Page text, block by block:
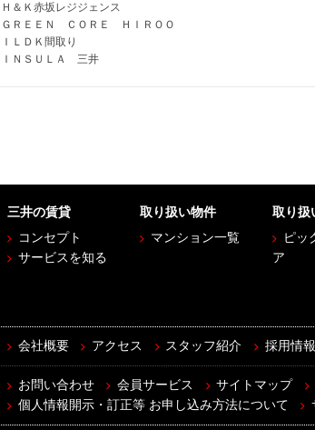
Ｈ＆Ｋ赤坂レジジェンス
ＧＲＥＥＮ ＣＯＲＥ ＨＩＲＯＯ
ＩＬＤＫ間取り
ＩＮＳＵＬＡ 三井
三井の賃貸
コンセプト
サービスを知る
取り扱い物件
マンション一覧
取り扱
ピッ
ア
会社概要 アクセス スタッフ紹介 採用情報
お問い合わせ 会員サービス サイトマップ
個人情報開示・訂正等 お申し込み方法について